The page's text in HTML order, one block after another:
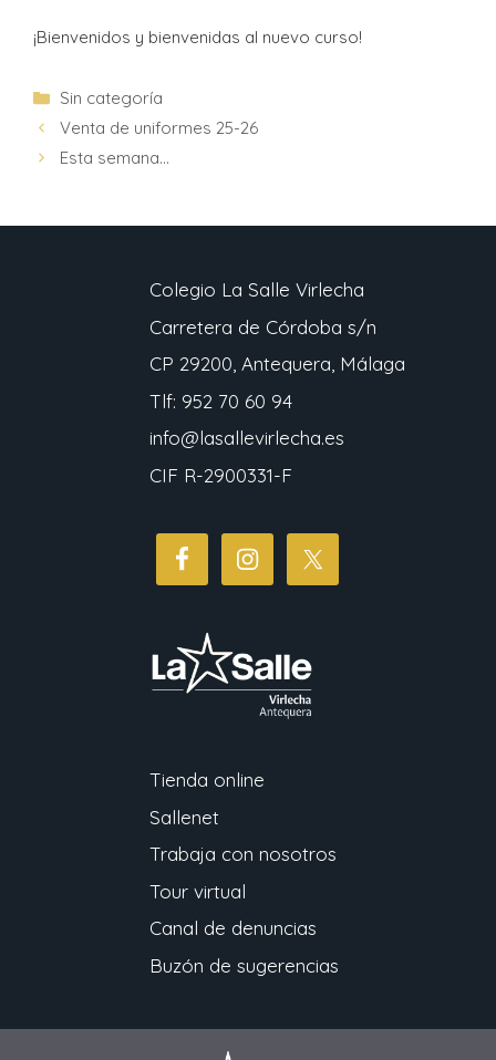
¡Bienvenidos y bienvenidas al nuevo curso!
Sin categoría
Venta de uniformes 25-26
Esta semana…
Colegio La Salle Virlecha
Carretera de Córdoba s/n
CP 29200, Antequera, Málaga
Tlf: 952 70 60 94
info@lasallevirlecha.es
CIF R-2900331-F
Tienda online
Sallenet
Trabaja con nosotros
Tour virtual
Canal de denuncias
Buzón de sugerencias